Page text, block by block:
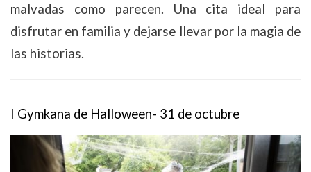
malvadas como parecen. Una cita ideal para
disfrutar en familia y dejarse llevar por la magia de
las historias.
I Gymkana de Halloween- 31 de octubre